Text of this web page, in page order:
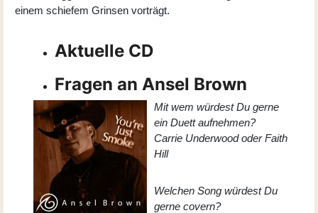
einem schiefem Grinsen vorträgt.
Aktuelle CD
Fragen an Ansel Brown
Mit wem würdest Du gerne
ein Duett aufnehmen?
Carrie Underwood oder Faith
Hill
Welchen Song würdest Du
gerne covern?